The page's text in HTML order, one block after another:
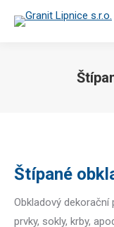
Štípané
Obkladový
prvky, sokly, krby,